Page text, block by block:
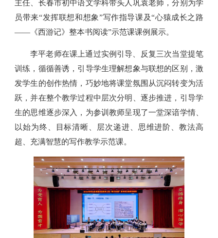
主任、长春市初中语文学科带头人巩袁老师，分别为学
员带来“发挥联想和想象”写作指导课及“心猿成长之路
——《西游记》整本书阅读”示范课课例展示。
李平老师在课上通过实例引导、反复三次当堂提笔
训练，循循善诱，引导学生理解想象与联想的区别，激
发学生的创作热情，巧妙地将课堂氛围从沉闷转变为活
跃，并在整个教学过程中层次分明、逐步推进，引导学
生的思维逐步深入，为参训教师呈现了一堂深谙学情、
以始为终、目标清晰、层次递进、思维进阶、教法高
超、充满智慧的写作教学示范课。